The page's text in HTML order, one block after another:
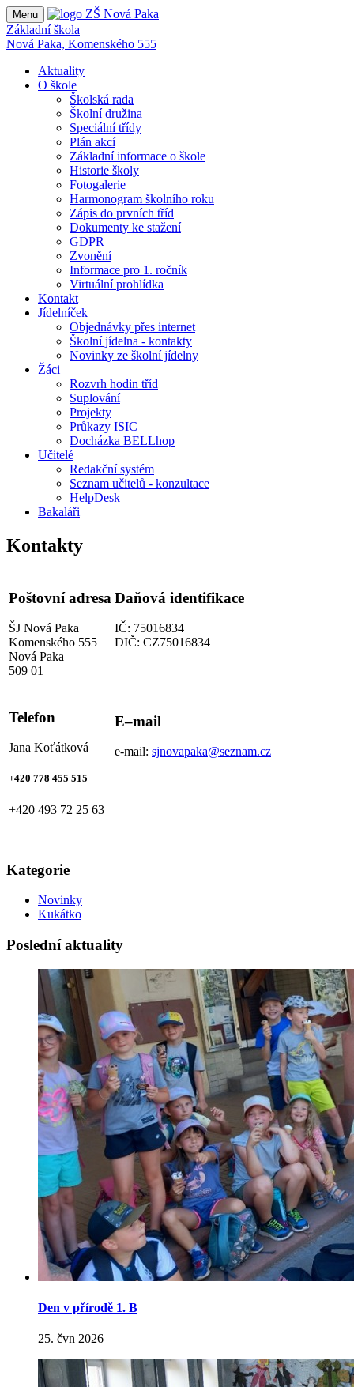
Menu
Základní škola
Nová Paka, Komenského 555
Aktuality
O škole
Školská rada
Školní družina
Speciální třídy
Plán akcí
Základní informace o škole
Historie školy
Fotogalerie
Harmonogram školního roku
Zápis do prvních tříd
Dokumenty ke stažení
GDPR
Zvonění
Informace pro 1. ročník
Virtuální prohlídka
Kontakt
Jídelníček
Objednávky přes internet
Školní jídelna - kontakty
Novinky ze školní jídelny
Žáci
Rozvrh hodin tříd
Suplování
Projekty
Průkazy ISIC
Docházka BELLhop
Učitelé
Redakční systém
Seznam učitelů - konzultace
HelpDesk
Bakaláři
Kontakty
Poštovní adresa
ŠJ Nová Paka
Komenského 555
Nová Paka
509 01
Daňová identifikace
IČ: 75016834
DIČ: CZ75016834
Telefon
Jana Koťátková
+420 778 455 515
+420 493 72 25 63
E–mail
e-mail: sjnovapaka@seznam.cz
Kategorie
Novinky
Kukátko
Poslední aktuality
Den v přírodě 1. B
25. čvn 2026